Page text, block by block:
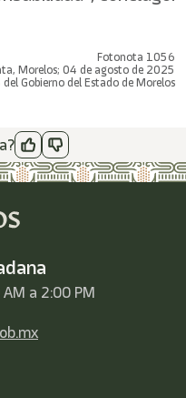
Fotonota 1056
Morelos; 04 de agosto de 2025
del Gobierno del Estado de Morelos
a 2:00 PM